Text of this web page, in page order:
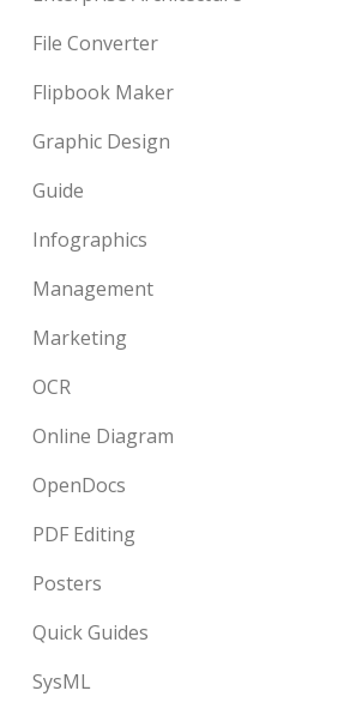
File Converter
Flipbook Maker
Graphic Design
Guide
Infographics
Management
Marketing
OCR
Online Diagram
OpenDocs
PDF Editing
Posters
Quick Guides
SysML